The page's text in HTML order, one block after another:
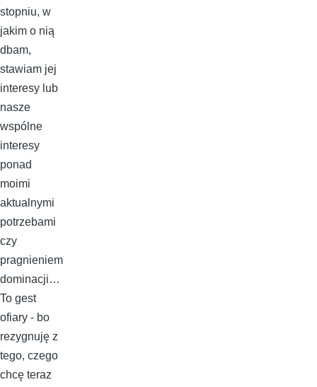
stopniu, w
jakim o nią
dbam,
stawiam jej
interesy lub
nasze
wspólne
interesy
ponad
moimi
aktualnymi
potrzebami
czy
pragnieniem
dominacji…
To gest
ofiary - bo
rezygnuję z
tego, czego
chcę teraz